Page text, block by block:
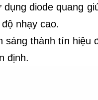
diode quang
nhạy cao.
sáng thành tín hiệu
định.